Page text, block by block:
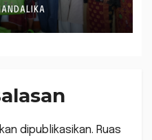
dipublikasikan. Ruas